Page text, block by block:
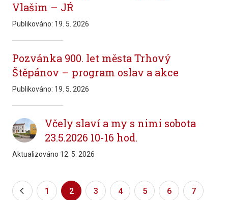
Vlašim – JŔ
Publikováno: 19. 5. 2026
Pozvánka 900. let města Trhový
Štěpánov – program oslav a akce
Publikováno: 19. 5. 2026
Včely slaví a my s nimi sobota
23.5.2026 10-16 hod.
Aktualizováno 12. 5. 2026
« 1 2 3 4 5 6 7